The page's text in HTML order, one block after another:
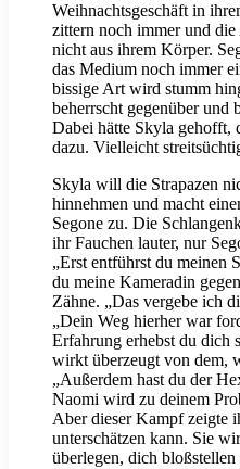
Weihnachtsgeschäft in
zittern noch immer und
nicht aus ihrem Körper.
das Medium noch immer
bissige Art wird stumm
beherrscht gegenüber und
Dabei hätte Skyla gehofft,
dazu. Vielleicht
Skyla will die Strapazen
hinnehmen und macht
Segone zu. Die
ihr Fauchen lauter, nur
„Erst entführst du meinen
du meine Kameradin
Zähne. „Das vergebe ich
„Dein Weg hierher war
Erfahrung erhebst du dich
wirkt überzeugt von dem,
„Außerdem hast du der
Naomi wird zu deinem
Aber dieser Kampf zeigte
unterschätzen kann. Sie
überlegen, dich